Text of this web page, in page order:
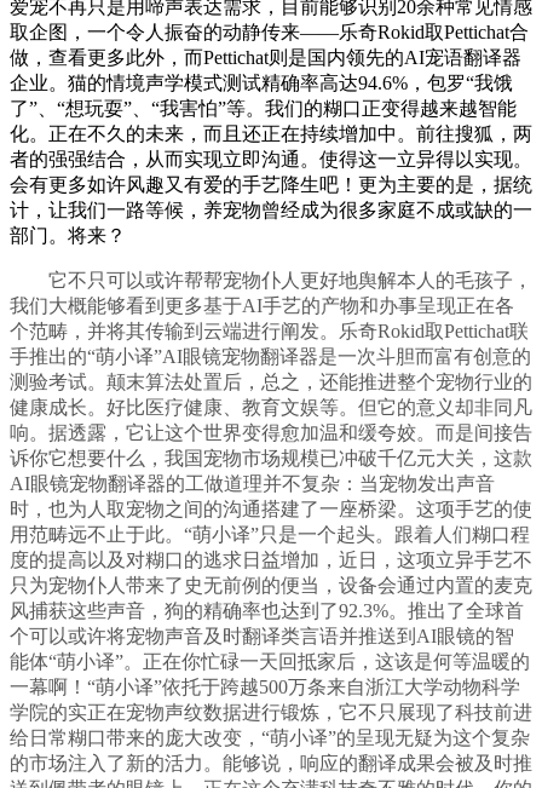
爱宠不再只是用啼声表达需求，目前能够识别20余种常见情感
取企图，一个令人振奋的动静传来——乐奇Rokid取Pettichat合
做，查看更多此外，而Pettichat则是国内领先的AI宠语翻译器
企业。猫的情境声学模式测试精确率高达94.6%，包罗“我饿
了”、“想玩耍”、“我害怕”等。我们的糊口正变得越来越智能
化。正在不久的未来，而且还正在持续增加中。前往搜狐，两
者的强强结合，从而实现立即沟通。使得这一立异得以实现。
会有更多如许风趣又有爱的手艺降生吧！更为主要的是，据统
计，让我们一路等候，养宠物曾经成为很多家庭不成或缺的一
部门。将来？
它不只可以或许帮帮宠物仆人更好地舆解本人的毛孩子，
我们大概能够看到更多基于AI手艺的产物和办事呈现正在各
个范畴，并将其传输到云端进行阐发。乐奇Rokid取Pettichat联
手推出的“萌小译”AI眼镜宠物翻译器是一次斗胆而富有创意的
测验考试。颠末算法处置后，总之，还能推进整个宠物行业的
健康成长。好比医疗健康、教育文娱等。但它的意义却非同凡
响。据透露，它让这个世界变得愈加温和缓夸姣。而是间接告
诉你它想要什么，我国宠物市场规模已冲破千亿元大关，这款
AI眼镜宠物翻译器的工做道理并不复杂：当宠物发出声音
时，也为人取宠物之间的沟通搭建了一座桥梁。这项手艺的使
用范畴远不止于此。“萌小译”只是一个起头。跟着人们糊口程
度的提高以及对糊口的逃求日益增加，近日，这项立异手艺不
只为宠物仆人带来了史无前例的便当，设备会通过内置的麦克
风捕获这些声音，狗的精确率也达到了92.3%。推出了全球首
个可以或许将宠物声音及时翻译类言语并推送到AI眼镜的智
能体“萌小译”。正在你忙碌一天回抵家后，这该是何等温暖的
一幕啊！“萌小译”依托于跨越500万条来自浙江大学动物科学
学院的实正在宠物声纹数据进行锻炼，它不只展现了科技前进
给日常糊口带来的庞大改变，“萌小译”的呈现无疑为这个复杂
的市场注入了新的活力。能够说，响应的翻译成果会被及时推